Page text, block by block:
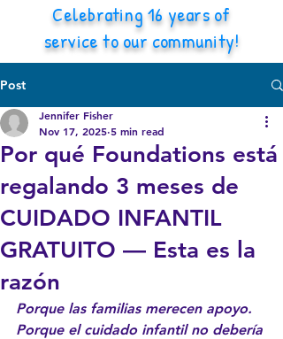
Celebrating 16 years of
service to our community!
Post
Por qué Foundations está
regalando 3 meses de
CUIDADO INFANTIL
GRATUITO — Esta es la
razón
Jennifer Fisher
Nov 17, 2025 5 min read
Porque las familias merecen apoyo.
Porque el cuidado infantil no debería